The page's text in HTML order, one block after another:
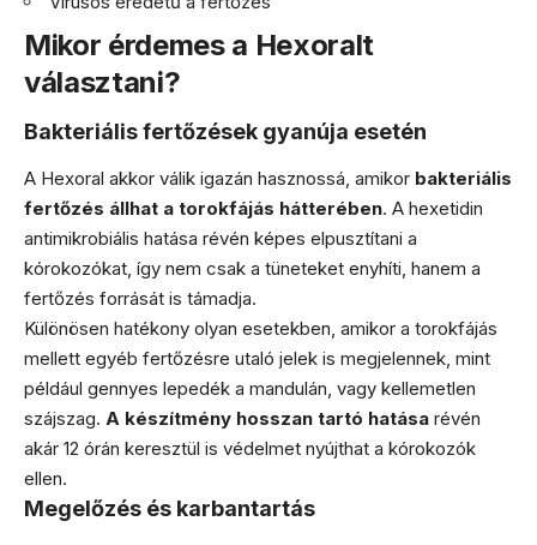
Mikor érdemes a Hexoralt
választani?
Bakteriális fertőzések gyanúja esetén
A Hexoral akkor válik igazán hasznossá, amikor bakteriális
fertőzés állhat a torokfájás hátterében. A hexetidin
antimikrobiális hatása révén képes elpusztítani a
kórokozókat, így nem csak a tüneteket enyhíti, hanem a
fertőzés forrását is támadja.
Különösen hatékony olyan esetekben, amikor a torokfájás
mellett egyéb fertőzésre utaló jelek is megjelennek, mint
például gennyes lepedék a mandulán, vagy kellemetlen
szájszag. A készítmény hosszan tartó hatása révén
akár 12 órán keresztül is védelmet nyújthat a kórokozók
ellen.
Megelőzés és karbantartás